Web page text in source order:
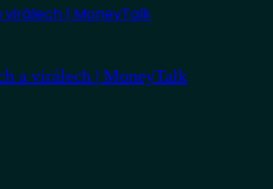
a virálech | MoneyTalk